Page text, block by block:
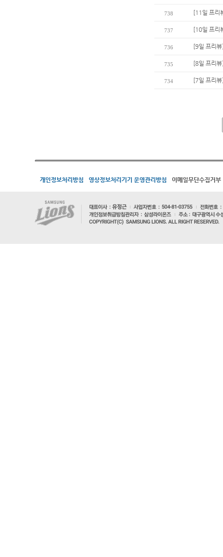
738 [11일 프리
737 [10일 프리
736 [9일 프리
735 [8일 프리
734 [7일 프리
개인정보처리방침 영상정보처리기기 운영관리방침 이메일무단수집거부